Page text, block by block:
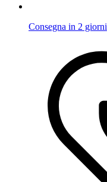
Consegna in 2 giorni